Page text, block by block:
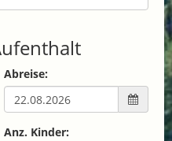
Abreise:
Anz. Kinder: